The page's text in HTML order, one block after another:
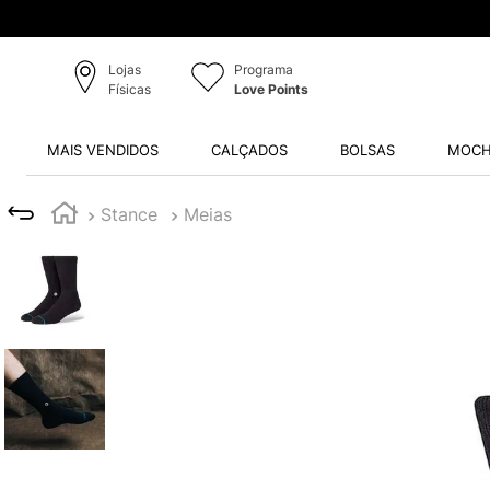
Lojas
Físicas
Programa
Love Points
MAIS VENDIDOS CALÇADOS BOLSAS
Stance Meias